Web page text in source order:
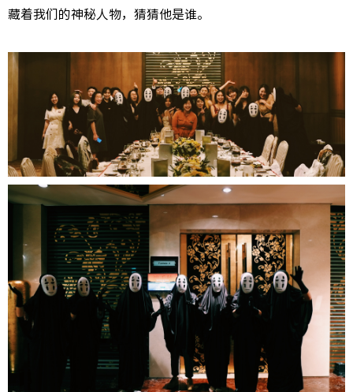
藏着我们的神秘人物，猜猜他是谁。